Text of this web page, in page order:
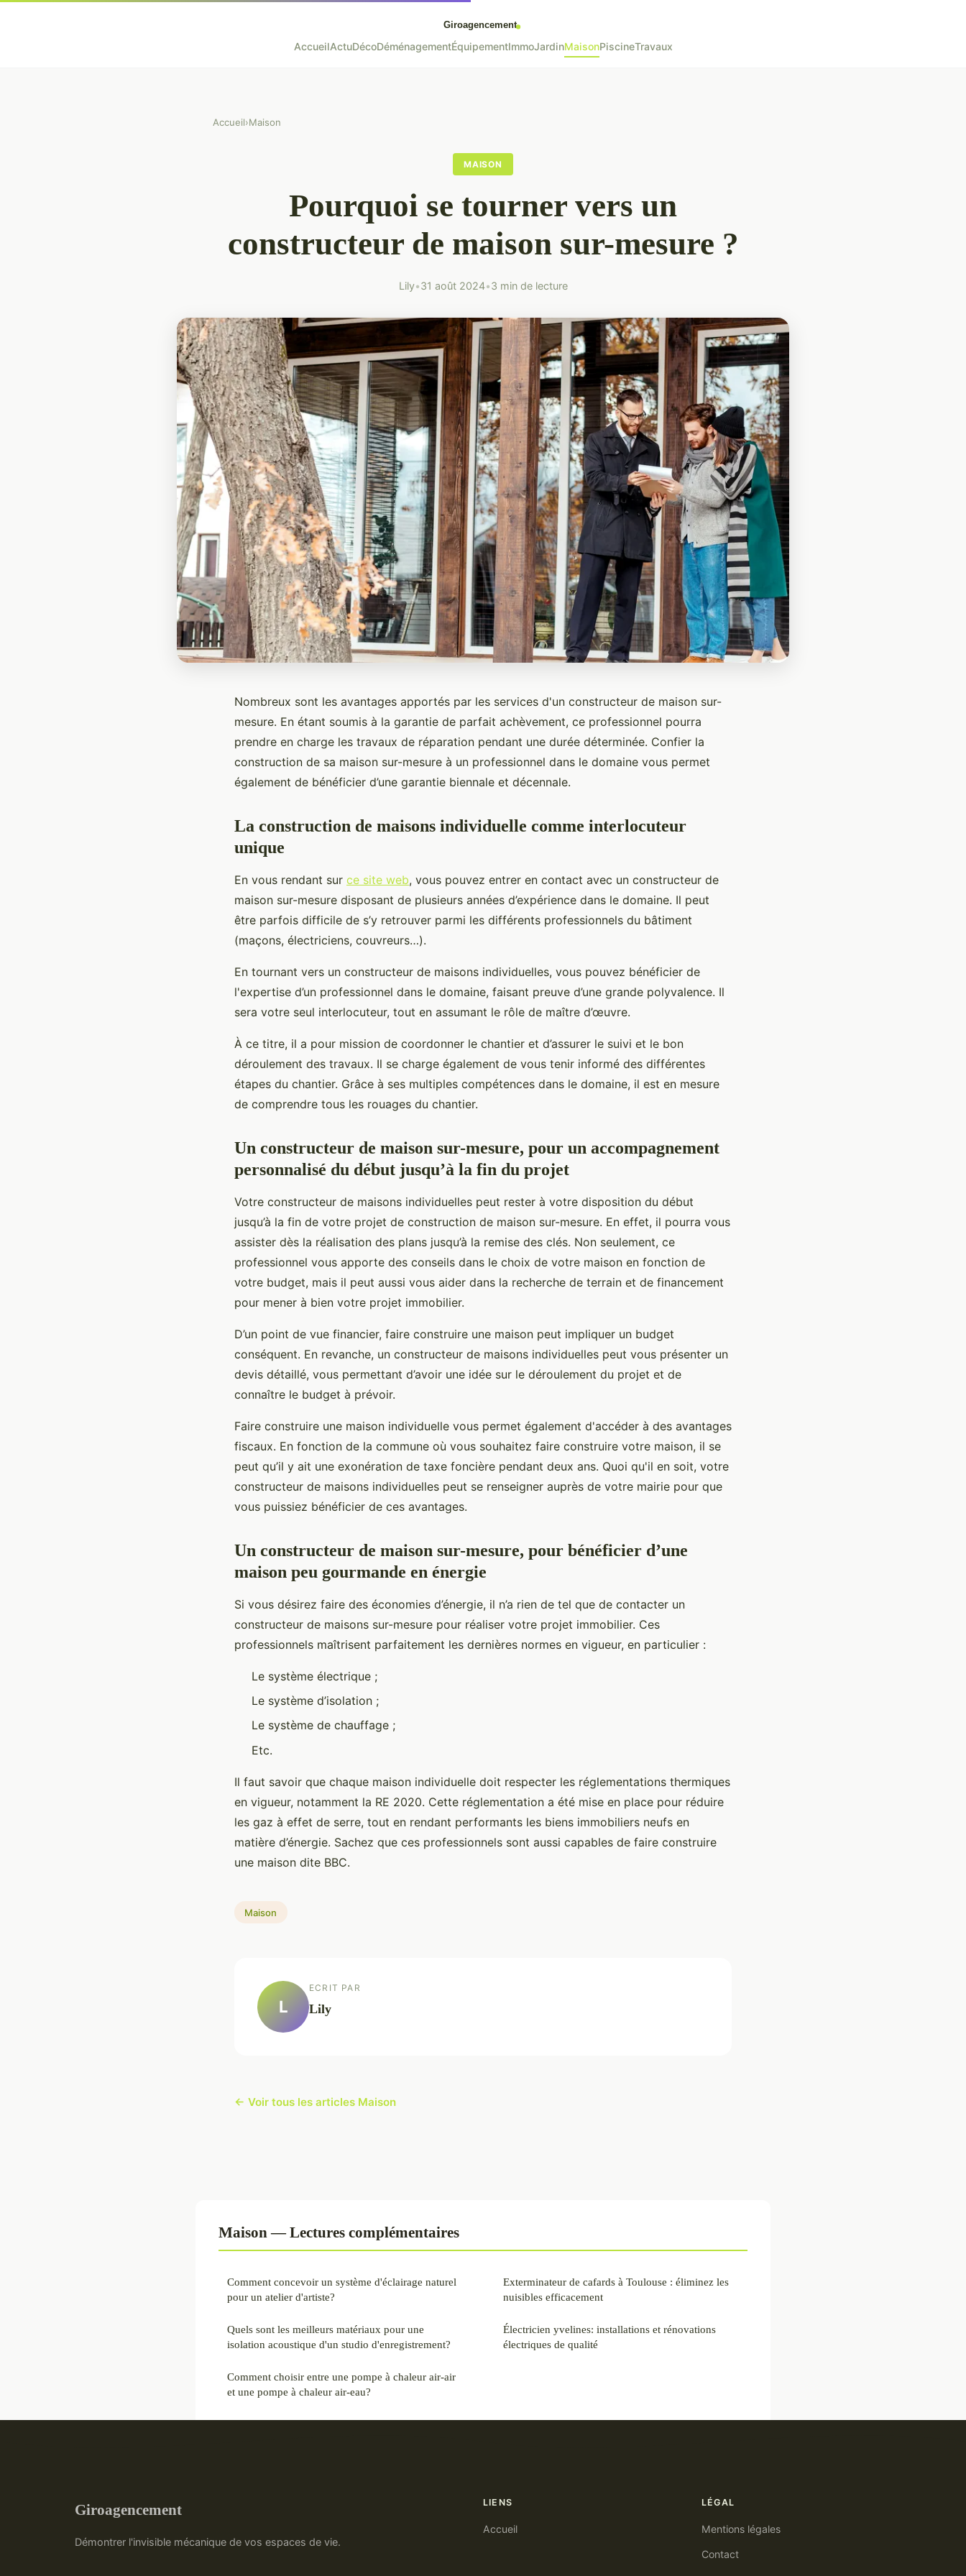
AccueilActuDécoDéménagementÉquipementImmoJardinMaisonPiscineTravaux
Accueil›Maison
MAISON
Pourquoi se tourner vers un
constructeur de maison sur-mesure ?
Lily•31 août 2024•3 min de lecture
Nombreux sont les avantages apportés par les services d'un constructeur de maison sur-
mesure. En étant soumis à la garantie de parfait achèvement, ce professionnel pourra
prendre en charge les travaux de réparation pendant une durée déterminée. Confier la
construction de sa maison sur-mesure à un professionnel dans le domaine vous permet
également de bénéficier d’une garantie biennale et décennale.
La construction de maisons individuelle comme interlocuteur
unique
En vous rendant sur ce site web, vous pouvez entrer en contact avec un constructeur de
maison sur-mesure disposant de plusieurs années d’expérience dans le domaine. Il peut
être parfois difficile de s’y retrouver parmi les différents professionnels du bâtiment
(maçons, électriciens, couvreurs…).
En tournant vers un constructeur de maisons individuelles, vous pouvez bénéficier de
l'expertise d’un professionnel dans le domaine, faisant preuve d’une grande polyvalence. Il
sera votre seul interlocuteur, tout en assumant le rôle de maître d’œuvre.
À ce titre, il a pour mission de coordonner le chantier et d’assurer le suivi et le bon
déroulement des travaux. Il se charge également de vous tenir informé des différentes
étapes du chantier. Grâce à ses multiples compétences dans le domaine, il est en mesure
de comprendre tous les rouages du chantier.
Un constructeur de maison sur-mesure, pour un accompagnement
personnalisé du début jusqu’à la fin du projet
Votre constructeur de maisons individuelles peut rester à votre disposition du début
jusqu’à la fin de votre projet de construction de maison sur-mesure. En effet, il pourra vous
assister dès la réalisation des plans jusqu’à la remise des clés. Non seulement, ce
professionnel vous apporte des conseils dans le choix de votre maison en fonction de
votre budget, mais il peut aussi vous aider dans la recherche de terrain et de financement
pour mener à bien votre projet immobilier.
D’un point de vue financier, faire construire une maison peut impliquer un budget
conséquent. En revanche, un constructeur de maisons individuelles peut vous présenter un
devis détaillé, vous permettant d’avoir une idée sur le déroulement du projet et de
connaître le budget à prévoir.
Faire construire une maison individuelle vous permet également d'accéder à des avantages
fiscaux. En fonction de la commune où vous souhaitez faire construire votre maison, il se
peut qu’il y ait une exonération de taxe foncière pendant deux ans. Quoi qu'il en soit, votre
constructeur de maisons individuelles peut se renseigner auprès de votre mairie pour que
vous puissiez bénéficier de ces avantages.
Un constructeur de maison sur-mesure, pour bénéficier d’une
maison peu gourmande en énergie
Si vous désirez faire des économies d’énergie, il n’a rien de tel que de contacter un
constructeur de maisons sur-mesure pour réaliser votre projet immobilier. Ces
professionnels maîtrisent parfaitement les dernières normes en vigueur, en particulier :
Le système électrique ;
Le système d’isolation ;
Le système de chauffage ;
Etc.
Il faut savoir que chaque maison individuelle doit respecter les réglementations thermiques
en vigueur, notamment la RE 2020. Cette réglementation a été mise en place pour réduire
les gaz à effet de serre, tout en rendant performants les biens immobiliers neufs en
matière d’énergie. Sachez que ces professionnels sont aussi capables de faire construire
une maison dite BBC.
Maison
L
ECRIT PAR
Lily
← Voir tous les articles Maison
Maison — Lectures complémentaires
Comment concevoir un système d'éclairage naturel
pour un atelier d'artiste?
Quels sont les meilleurs matériaux pour une
isolation acoustique d'un studio d'enregistrement?
Comment choisir entre une pompe à chaleur air-air
et une pompe à chaleur air-eau?
Exterminateur de cafards à Toulouse : éliminez les
nuisibles efficacement
Électricien yvelines: installations et rénovations
électriques de qualité
Giroagencement
Démontrer l'invisible mécanique de vos espaces de vie.
LIENS
Accueil
LÉGAL
Mentions légales
Contact